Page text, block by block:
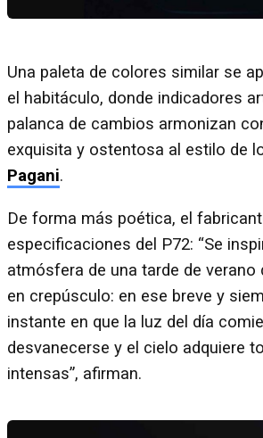
Una paleta de colores similar se
el habitáculo, donde indicadores
palanca de cambios armonizan
exquisita y ostentosa al estilo de
Pagani.
De forma más poética, el
especificaciones del P72: “Se
atmósfera de una tarde de verano
en crepúsculo: en ese breve y
instante en que la luz del día
desvanecerse y el cielo adquiere
intensas”, afirman.